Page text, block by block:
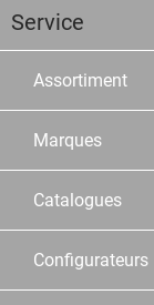
Service
Assortiment
Marques
Catalogues
Configurateurs